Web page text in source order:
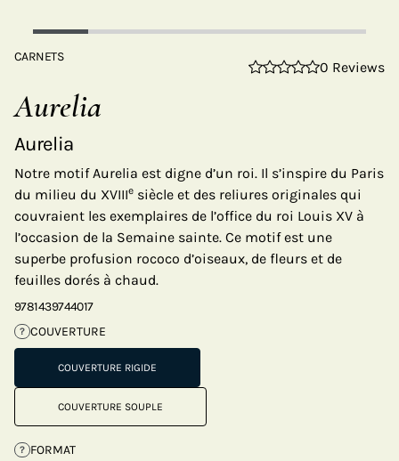
CARNETS
0 Reviews
Aurelia
Aurelia
Notre motif Aurelia est digne d’un roi. Il s’inspire du Paris
du milieu du XVIIIe siècle et des reliures originales qui
couvraient les exemplaires de l’office du roi Louis XV à
l’occasion de la Semaine sainte. Ce motif est une
superbe profusion rococo d’oiseaux, de fleurs et de
feuilles dorés à chaud.
9781439744017
? COUVERTURE
COUVERTURE RIGIDE
COUVERTURE SOUPLE
? FORMAT